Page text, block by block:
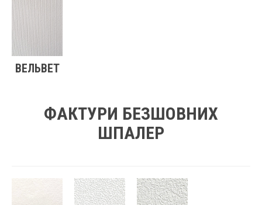
ВЕЛЬВЕТ
ФАКТУРИ БЕЗШОВНИХ
ШПАЛЕР